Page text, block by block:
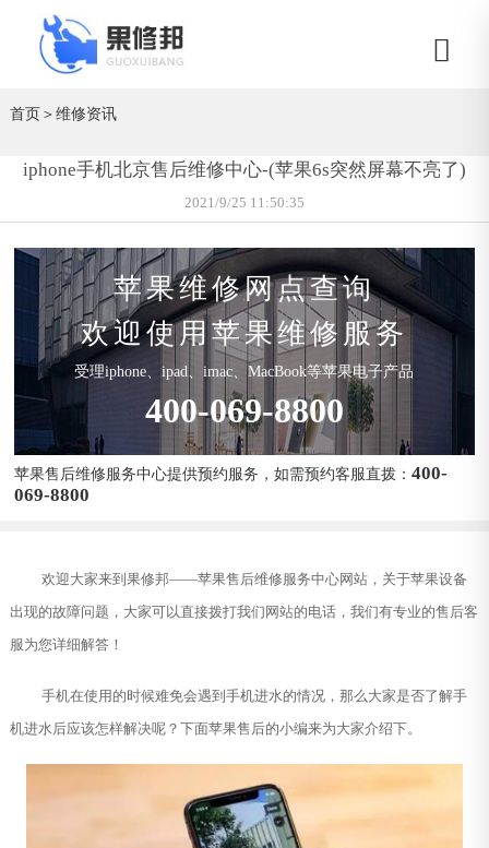
首页＞维修资讯
iphone手机北京售后维修中心-(苹果6s突然屏幕不亮了)
2021/9/25 11:50:35
苹果维修网点查询
欢迎使用苹果维修服务
受理iphone、ipad、imac、MacBook等苹果电子产品
400-069-8800
苹果售后维修服务中心提供预约服务，如需预约客服直拨：400-
069-8800
欢迎大家来到果修邦——苹果售后维修服务中心网站，关于苹果设备
出现的故障问题，大家可以直接拨打我们网站的电话，我们有专业的售后客
服为您详细解答！
手机在使用的时候难免会遇到手机进水的情况，那么大家是否了解手
机进水后应该怎样解决呢？下面苹果售后的小编来为大家介绍下。